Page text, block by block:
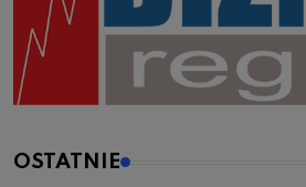
OSTATNIE